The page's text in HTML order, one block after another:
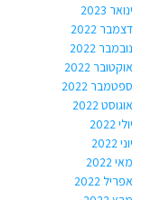
ינואר 2023
דצמבר 2022
נובמבר 2022
אוקטובר 2022
ספטמבר 2022
אוגוסט 2022
יולי 2022
יוני 2022
מאי 2022
אפריל 2022